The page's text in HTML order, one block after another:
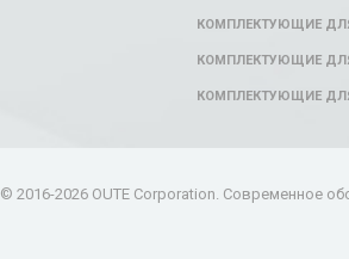
КОМПЛЕКТУЮЩИЕ
КОМПЛЕКТУЮЩИЕ
КОМПЛЕКТУЮЩИЕ
© 2016-2026 OUTE Corporation. Современное